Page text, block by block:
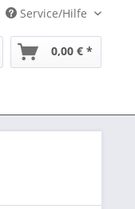
Service/Hilfe
0,00 € *